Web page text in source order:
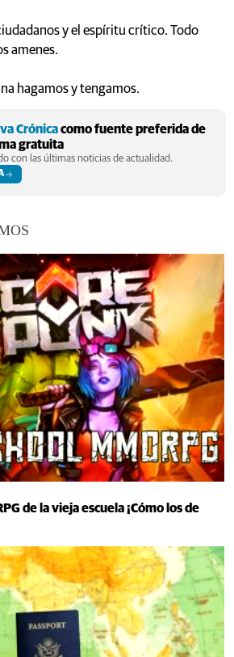
y el espíritu crítico. Todo
amenes.
hagamos y tengamos.
Crónicacomo fuente preferida de
gratuita
con las últimas noticias de actualidad.
de la vieja escuela ¡Cómo los de